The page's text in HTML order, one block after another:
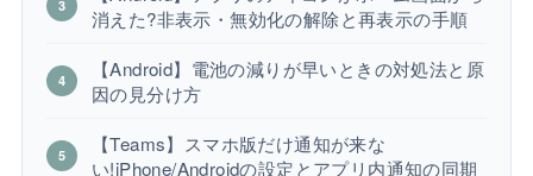
消えた?非表示・無効化の解除と再表示の手順
【Android】電池の減りが早いときの対処法と原
因の見分け方
【Teams】スマホ版だけ通知が来な
い!iPhone/Androidの設定とアプリ内通知の同期